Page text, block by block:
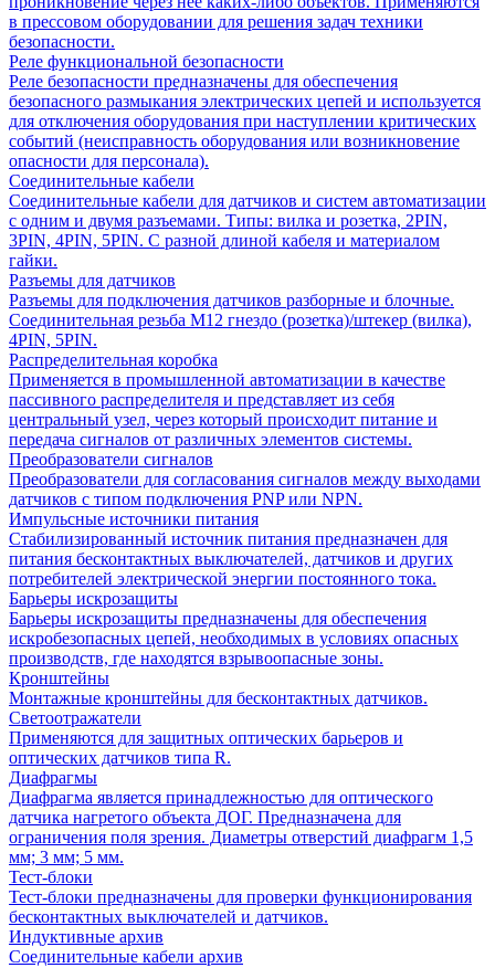
в прессовом оборудовании для решения задач техники
безопасности.
Реле функциональной безопасности
Реле безопасности предназначены для обеспечения
безопасного размыкания электрических цепей и используется
для отключения оборудования при наступлении критических
событий (неисправность оборудования или возникновение
опасности для персонала).
Соединительные кабели
Соединительные кабели для датчиков и систем автоматизации
с одним и двумя разъемами. Типы: вилка и розетка, 2PIN,
3PIN, 4PIN, 5PIN. С разной длиной кабеля и материалом
гайки.
Разъемы для датчиков
Разъемы для подключения датчиков разборные и блочные.
Соединительная резьба М12 гнездо (розетка)/штекер (вилка),
4PIN, 5PIN.
Распределительная коробка
Применяется в промышленной автоматизации в качестве
пассивного распределителя и представляет из себя
центральный узел, через который происходит питание и
передача сигналов от различных элементов системы.
Преобразователи сигналов
Преобразователи для согласования сигналов между выходами
датчиков с типом подключения PNP или NPN.
Импульсные источники питания
Стабилизированный источник питания предназначен для
питания бесконтактных выключателей, датчиков и других
потребителей электрической энергии постоянного тока.
Барьеры искрозащиты
Барьеры искрозащиты предназначены для обеспечения
искробезопасных цепей, необходимых в условиях опасных
производств, где находятся взрывоопасные зоны.
Кронштейны
Монтажные кронштейны для бесконтактных датчиков.
Светоотражатели
Применяются для защитных оптических барьеров и
оптических датчиков типа R.
Диафрагмы
Диафрагма является принадлежностью для оптического
датчика нагретого объекта ДОГ. Предназначена для
ограничения поля зрения. Диаметры отверстий диафрагм 1,5
мм; 3 мм; 5 мм.
Тест-блоки
Тест-блоки предназначены для проверки функционирования
бесконтактных выключателей и датчиков.
Индуктивные архив
Соединительные кабели архив